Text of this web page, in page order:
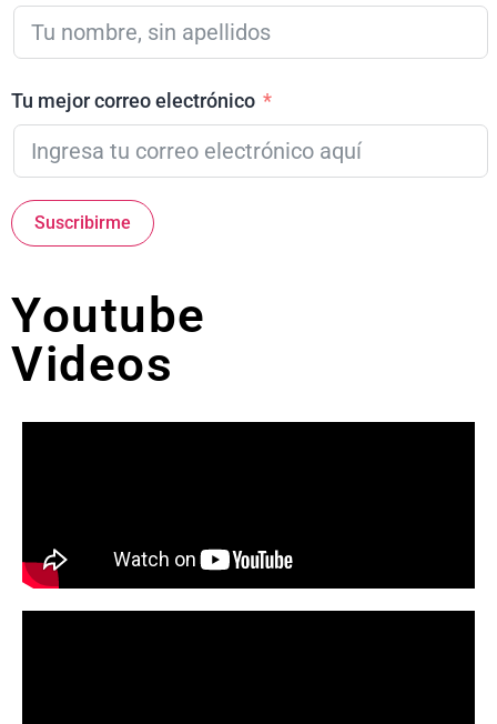
Tu mejor correo electrónico
Suscribirme
Youtube
Videos